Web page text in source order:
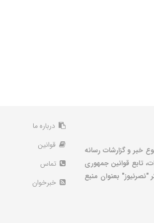
خبر و گزارشات رسانه
تابع قوانین جمهوری
"نصرنیوز" بعنوان منبع
درباره ما
قوانین
تماس
خبرخوان